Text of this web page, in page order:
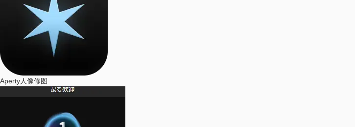
Aperty人像修图